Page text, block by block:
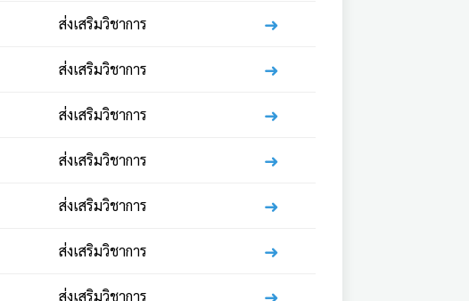
ส่งเสริมวิชาการ ➜
ส่งเสริมวิชาการ ➜
ส่งเสริมวิชาการ ➜
ส่งเสริมวิชาการ ➜
ส่งเสริมวิชาการ ➜
ส่งเสริมวิชาการ ➜
ส่งเสริมวิชาการ